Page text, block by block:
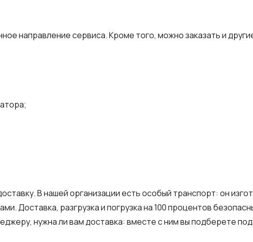
направление сервиса. Кроме того, можно заказать и
В нашей организации есть особый транспорт: он
Доставка, разгрузка и погрузка на 100 процентов
нужна ли вам доставка: вместе с ним вы подберете